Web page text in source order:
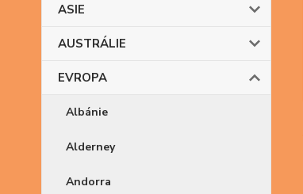
ASIE
AUSTRÁLIE
EVROPA
Albánie
Alderney
Andorra